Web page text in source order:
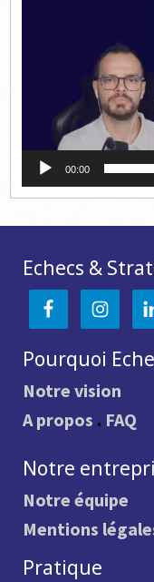
00:00
Echecs &
Pourquoi
Notre vision
A propos . FAQ
Notre
Notre équipe
Mentions
Pratique